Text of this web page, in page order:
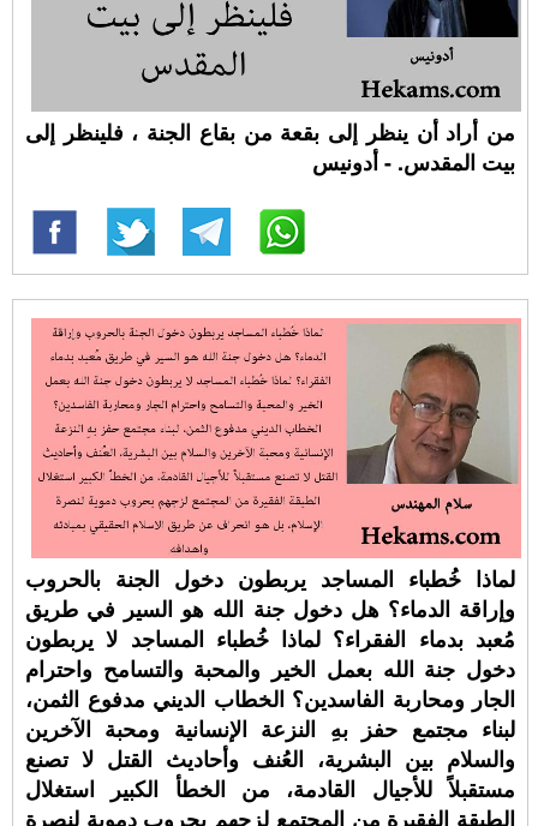
من أراد أن ينظر إلى بقعة من بقاع الجنة ، فلينظر إلى
بيت المقدس. - أدونيس
لماذا خُطباء المساجد يربطون دخول الجنة بالحروب
وإراقة الدماء؟ هل دخول جنة الله هو السير في طريق
مُعبد بدماء الفقراء؟ لماذا خُطباء المساجد لا يربطون
دخول جنة الله بعمل الخير والمحبة والتسامح واحترام
الجار ومحاربة الفاسدين؟ الخطاب الديني مدفوع الثمن،
لبناء مجتمع حفز بهِ النزعة الإنسانية ومحبة الآخرين
والسلام بين البشرية، العُنف وأحاديث القتل لا تصنع
مستقبلاً للأجيال القادمة، من الخطأ الكبير استغلال
الطبقة الفقيرة من المجتمع لزجهم بحروب دموية لنصرة